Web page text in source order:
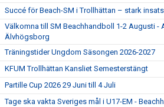
Succé för Beach-SM i Trollhättan – stark insats
Välkomna till SM Beachhandboll 1-2 Augusti -
Älvhögsborg
Träningstider Ungdom Säsongen 2026-2027
KFUM Trollhättan Kansliet Semesterstängt
Partille Cup 2026 29 Juni till 4 Juli
Tage ska vakta Sveriges mål i U17-EM -